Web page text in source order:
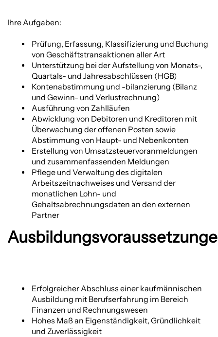
Ihre Aufgaben:
Prüfung, Erfassung, Klassifizierung und Buchung
von Geschäftstransaktionen aller Art
Unterstützung bei der Aufstellung von Monats-,
Quartals- und Jahresabschlüssen (HGB)
Kontenabstimmung und -bilanzierung (Bilanz
und Gewinn- und Verlustrechnung)
Ausführung von Zahlläufen
Abwicklung von Debitoren und Kreditoren mit
Überwachung der offenen Posten sowie
Abstimmung von Haupt- und Nebenkonten
Erstellung von Umsatzsteuervoranmeldungen
und zusammenfassenden Meldungen
Pflege und Verwaltung des digitalen
Arbeitszeitnachweises und Versand der
monatlichen Lohn- und
Gehaltsabrechnungsdaten an den externen
Partner
Erfolgreicher Abschluss einer kaufmännischen
Ausbildung mit Berufserfahrung im Bereich
Finanzen und Rechnungswesen
Hohes Maß an Eigenständigkeit, Gründlichkeit
und Zuverlässigkeit